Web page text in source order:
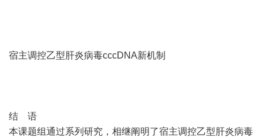
宿主调控乙型肝炎病毒cccDNA新机制
结 语
本课题组通过系列研究，相继阐明了宿主调控乙型肝炎病毒